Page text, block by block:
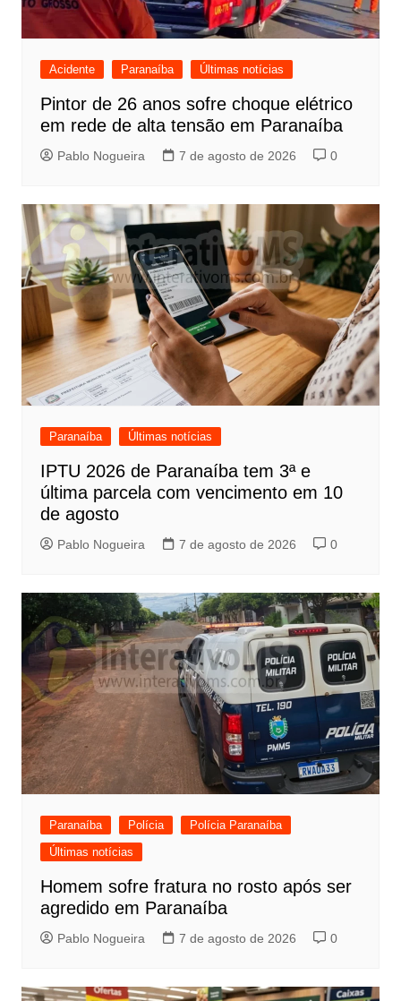
Acidente Paranaíba Últimas notícias
Pintor de 26 anos sofre choque elétrico
em rede de alta tensão em Paranaíba
Pablo Nogueira 7 de agosto de 2026 0
Paranaíba Últimas notícias
IPTU 2026 de Paranaíba tem 3ª e
última parcela com vencimento em 10
de agosto
Pablo Nogueira 7 de agosto de 2026 0
Paranaíba Polícia
Polícia Paranaíba
Últimas notícias
Homem sofre fratura no rosto após ser
agredido em Paranaíba
Pablo Nogueira 7 de agosto de 2026 0